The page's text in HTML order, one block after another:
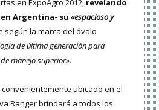
Argentina- su «espacioso y
según la marca del óvalo
de última generación para
manejo superior».
ubicado en el
Ranger brindará a todos los